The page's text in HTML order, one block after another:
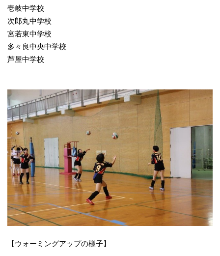
壱岐中学校
次郎丸中学校
宮若東中学校
多々良中央中学校
芦屋中学校
【ウォーミングアップの様子】